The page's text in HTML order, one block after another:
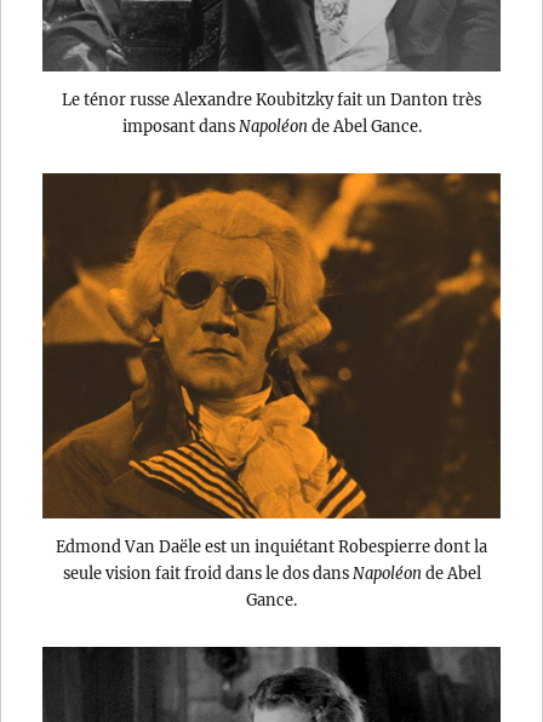
Le ténor russe Alexandre Koubitzky fait un Danton très
imposant dans Napoléon de Abel Gance.
Edmond Van Daële est un inquiétant Robespierre dont la
seule vision fait froid dans le dos dans Napoléon de Abel
Gance.